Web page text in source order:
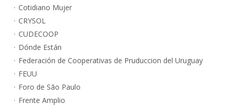
Cotidiano Mujer
CRYSOL
CUDECOOP
Dónde Están
Federación de Cooperativas de Pruduccion del Uruguay
FEUU
Foro de São Paulo
Frente Amplio